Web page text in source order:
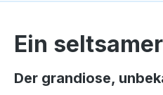
Ein
Der grandiose,